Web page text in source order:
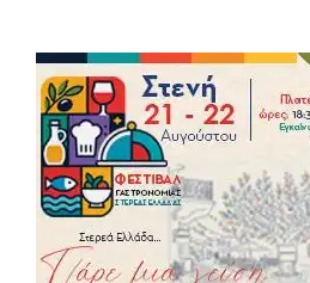
(opens in a new tab)